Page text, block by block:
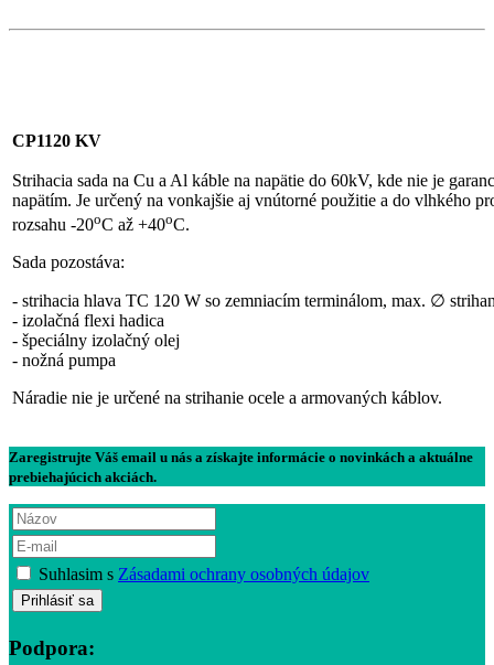
CP1120 KV
Strihacia sada na Cu a Al káble na napätie do 60kV, kde nie je
napätím. Je určený na vonkajšie aj vnútorné použitie a do vlhkého
rozsahu -20oC až +40oC.
Sada pozostáva:
- strihacia hlava TC 120 W so zemniacím terminálom, max. ∅
- izolačná flexi hadica
- špeciálny izolačný olej
- nožná pumpa
Náradie nie je určené na strihanie ocele a armovaných káblov.
Zaregistrujte Váš email u nás a získajte informácie o novinkách a aktuálne
prebiehajúcich akciách.
Suhlasim s Zásadami ochrany osobných údajov
Podpora: